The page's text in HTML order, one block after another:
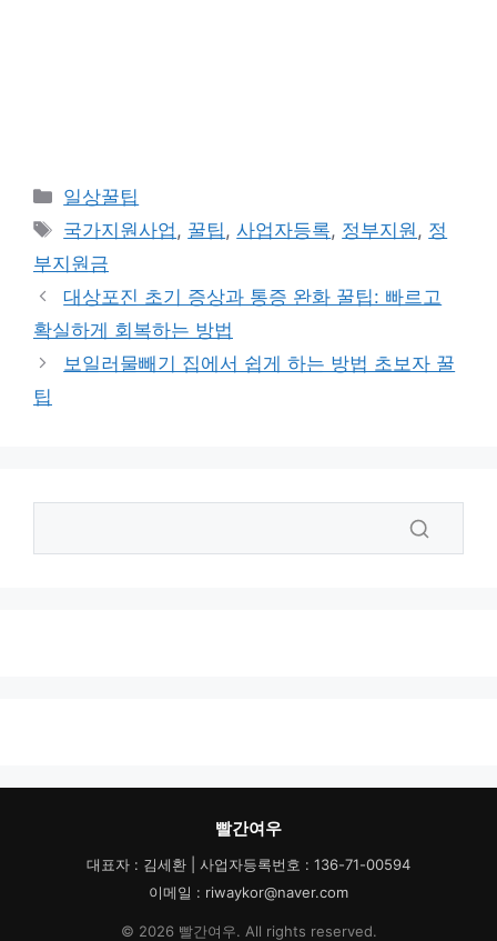
카
테
리
일상꿀팁
태
그
국가지원사업, 꿀팁,사업자등록, 정부지원, 정
부지원금
대상포진 초기 증상과 통증 완화 꿀팁: 빠르고
확실하게 회복하는 방법
보일러물빼기 집에서 쉽게 하는 방법 초보자 꿀
팁
빨간여우
대표자 : 김세환 | 사업자등록번호 : 136-71-00594
이메일 : riwaykor@naver.com
© 2026 빨간여우. All rights reserved.